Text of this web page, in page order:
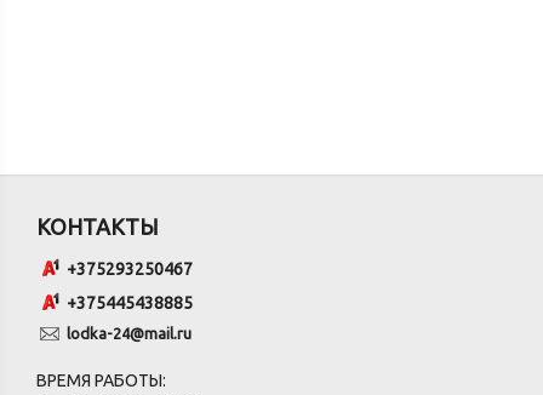
КОНТАКТЫ
+375293250467
+375445438885
lodka-24@mail.ru
ВРЕМЯ РАБОТЫ: